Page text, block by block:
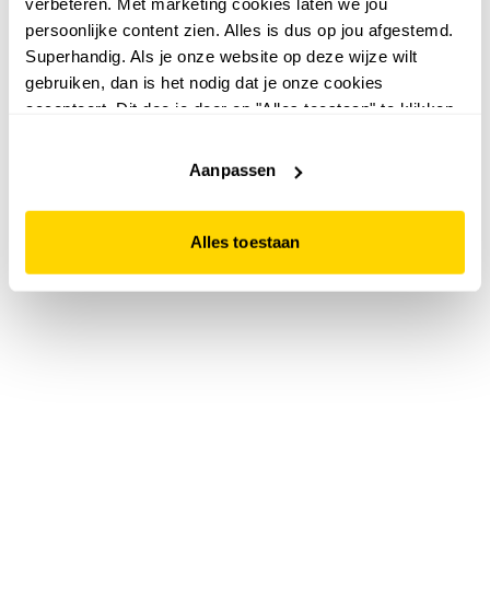
persoonlijke content zien. Alles is dus op jou afgestemd.
Superhandig. Als je onze website op deze wijze wilt
gebruiken, dan is het nodig dat je onze cookies
accepteert. Dit doe je door op "Alles toestaan" te klikken.
website niet optimaal functioneert.
Aanpassen
Alles toestaan